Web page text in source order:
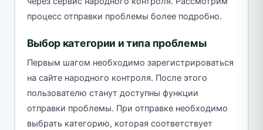
процесс отправки проблемы более подробно.
Выбор категории и типа проблемы
Первым шагом необходимо зарегистрироваться
на сайте народного контроля. После этого
пользователю станут доступны функции
отправки проблемы. При отправке необходимо
выбрать категорию, которая соответствует